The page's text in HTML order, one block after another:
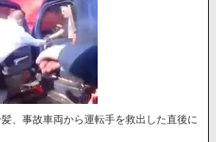
髪、事故車両から運転手を救出した直後に